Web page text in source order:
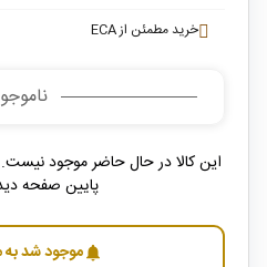
خرید مطمئن از ECA
این کالا در حال حاضر موجود
پایین صفحه
notificationsموجود شد به